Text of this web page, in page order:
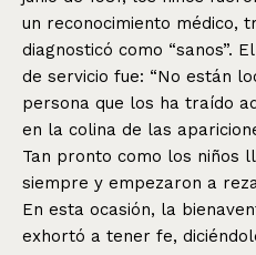
un reconocimiento médico,
diagnosticó como “sanos”.
de servicio fue: “No están
persona que los ha traído
en la colina de las
Tan pronto como los niños
siempre y empezaron a
En esta ocasión, la
exhortó a tener fe,